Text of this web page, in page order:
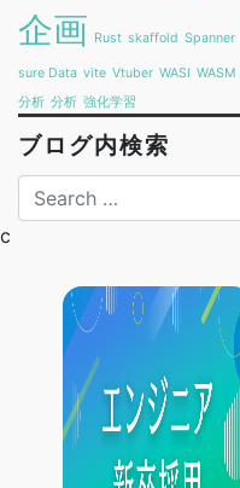
企画 Rust skaffold Spanner
sure Data vite Vtuber WASI WASM
分析 分析 強化学習
ブログ内検索
Search
c